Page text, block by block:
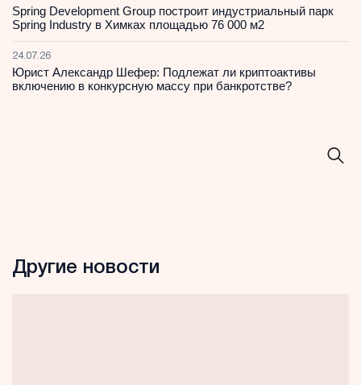
Spring Development Group построит индустриальный парк
Spring Industry в Химках площадью 76 000 м2
24.07.26
Юрист Александр Шефер: Подлежат ли криптоактивы
включению в конкурсную массу при банкротстве?
Другие новости